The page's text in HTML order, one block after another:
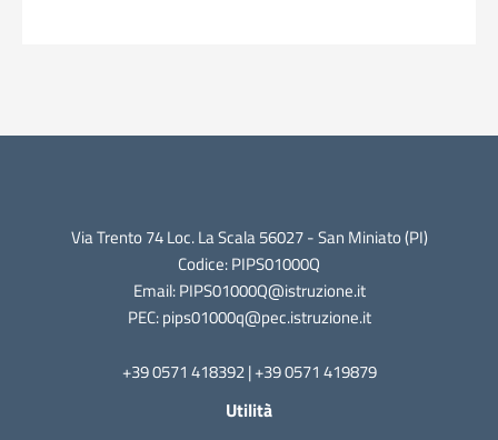
Via Trento 74 Loc. La Scala 56027 - San Miniato (PI)
Codice: PIPS01000Q
Email: PIPS01000Q@istruzione.it
PEC: pips01000q@pec.istruzione.it
+39 0571 418392 | +39 0571 419879
Utilità